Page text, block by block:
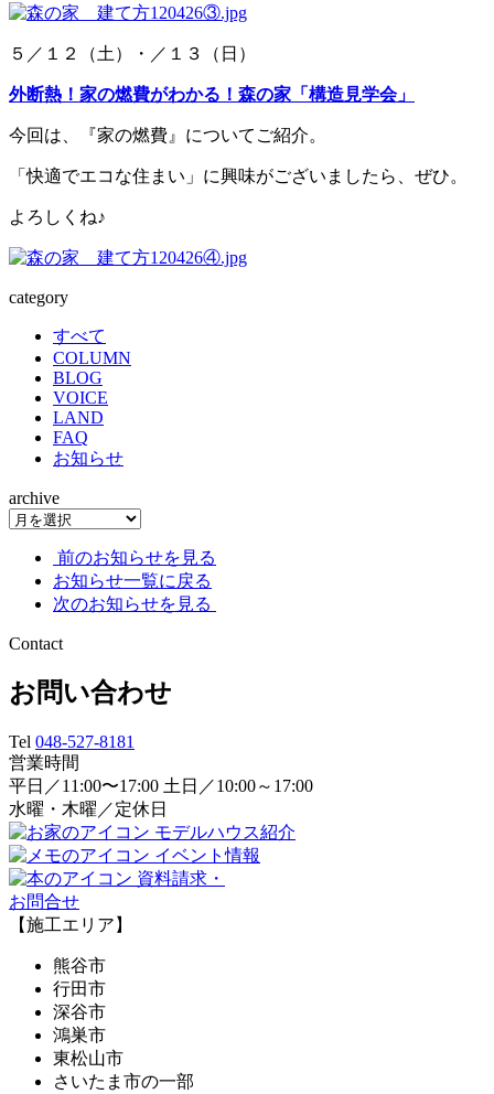
５／１２（土）・／１３（日）
外断熱！家の燃費がわかる！森の家「構造見学会」
今回は、『家の燃費』についてご紹介。
「快適でエコな住まい」に興味がございましたら、ぜひ。
よろしくね♪
category
すべて
COLUMN
BLOG
VOICE
LAND
FAQ
お知らせ
archive
前のお知らせを見る
お知らせ一覧に戻る
次のお知らせを見る
Contact
お問い合わせ
Tel 048-527-8181
営業時間
平日／11:00〜17:00 土日／10:00～17:00
水曜・木曜／定休日
モデルハウス紹介
イベント情報
資料請求・
お問合せ
【施工エリア】
熊谷市
行田市
深谷市
鴻巣市
東松山市
さいたま市の一部